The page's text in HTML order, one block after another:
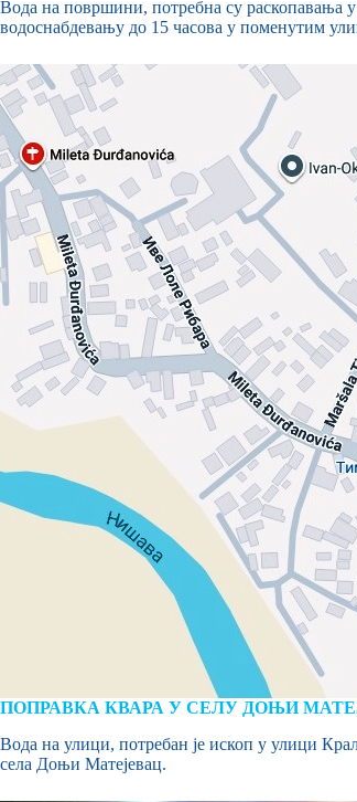
Вода на површини, потребна су раскопавања
водоснабдевању до 15 часова у поменутим
ПОПРАВКА КВАРА У СЕЛУ ДОЊИ
Вода на улици, потребан је ископ у улици
села Доњи Матејевац.